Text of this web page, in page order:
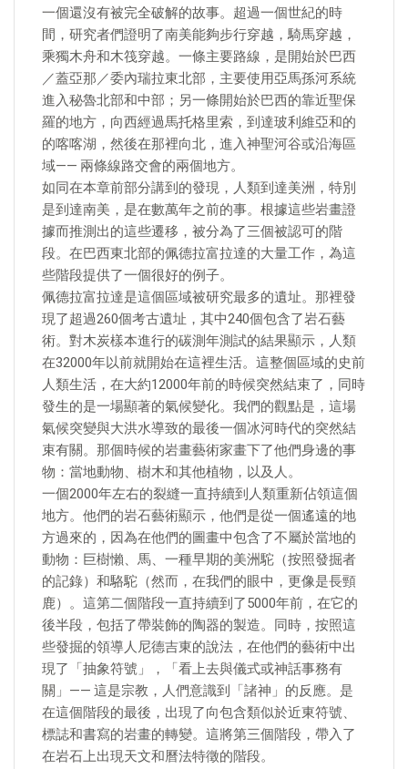
一個還沒有被完全破解的故事。超過一個世紀的時
間，研究者們證明了南美能夠步行穿越，騎馬穿越，
乘獨木舟和木筏穿越。一條主要路線，是開始於巴西
／蓋亞那／委內瑞拉東北部，主要使用亞馬孫河系統
進入秘魯北部和中部；另一條開始於巴西的靠近聖保
羅的地方，向西經過馬托格里索，到達玻利維亞和的
的喀喀湖，然後在那裡向北，進入神聖河谷或沿海區
域—— 兩條線路交會的兩個地方。
如同在本章前部分講到的發現，人類到達美洲，特別
是到達南美，是在數萬年之前的事。根據這些岩畫證
據而推測出的這些遷移，被分為了三個被認可的階
段。在巴西東北部的佩德拉富拉達的大量工作，為這
些階段提供了一個很好的例子。
佩德拉富拉達是這個區域被研究最多的遺址。那裡發
現了超過260個考古遺址，其中240個包含了岩石藝
術。對木炭樣本進行的碳測年測試的結果顯示，人類
在32000年以前就開始在這裡生活。這整個區域的史前
人類生活，在大約12000年前的時候突然結束了，同時
發生的是一場顯著的氣候變化。我們的觀點是，這場
氣候突變與大洪水導致的最後一個冰河時代的突然結
束有關。那個時候的岩畫藝術家畫下了他們身邊的事
物：當地動物、樹木和其他植物，以及人。
一個2000年左右的裂縫一直持續到人類重新佔領這個
地方。他們的岩石藝術顯示，他們是從一個遙遠的地
方過來的，因為在他們的圖畫中包含了不屬於當地的
動物：巨樹懶、馬、一種早期的美洲駝（按照發掘者
的記錄）和駱駝（然而，在我們的眼中，更像是長頸
鹿）。這第二個階段一直持續到了5000年前，在它的
後半段，包括了帶裝飾的陶器的製造。同時，按照這
些發掘的領導人尼德吉東的說法，在他們的藝術中出
現了「抽象符號」，「看上去與儀式或神話事務有
關」—— 這是宗教，人們意識到「諸神」的反應。是
在這個階段的最後，出現了向包含類似於近東符號、
標誌和書寫的岩畫的轉變。這將第三個階段，帶入了
在岩石上出現天文和曆法特徵的階段。